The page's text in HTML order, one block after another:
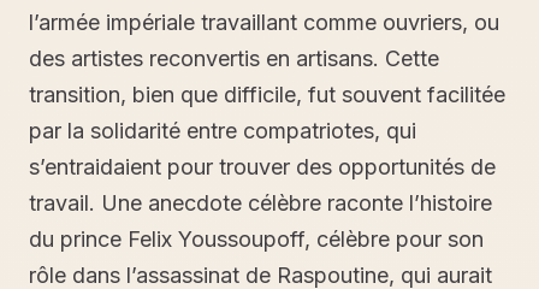
l’armée impériale travaillant comme ouvriers, ou
des artistes reconvertis en artisans. Cette
transition, bien que difficile, fut souvent facilitée
par la solidarité entre compatriotes, qui
s’entraidaient pour trouver des opportunités de
travail. Une anecdote célèbre raconte l’histoire
du prince Felix Youssoupoff, célèbre pour son
rôle dans l’assassinat de Raspoutine, qui aurait